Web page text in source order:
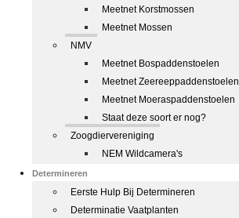
Meetnet Korstmossen
Meetnet Mossen
NMV
Meetnet Bospaddenstoelen
Meetnet Zeereeppaddenstoelen
Meetnet Moeraspaddenstoelen
Staat deze soort er nog?
Zoogdiervereniging
NEM Wildcamera's
Determineren
Eerste Hulp Bij Determineren
Determinatie Vaatplanten